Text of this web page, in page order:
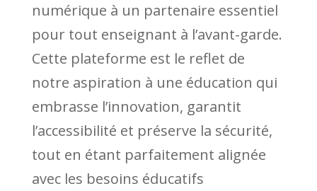
numérique à un partenaire essentiel
pour tout enseignant à l’avant-garde.
Cette plateforme est le reflet de
notre aspiration à une éducation qui
embrasse l’innovation, garantit
l’accessibilité et préserve la sécurité,
tout en étant parfaitement alignée
avec les besoins éducatifs